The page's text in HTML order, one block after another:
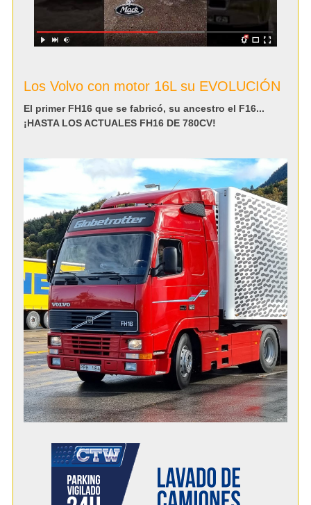
Los Volvo con motor 16L su EVOLUCIÓN
El primer FH16 que se fabricó, su ancestro el F16...
¡HASTA LOS ACTUALES FH16 DE 780CV!